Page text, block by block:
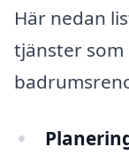
Här nedan
tjänster som